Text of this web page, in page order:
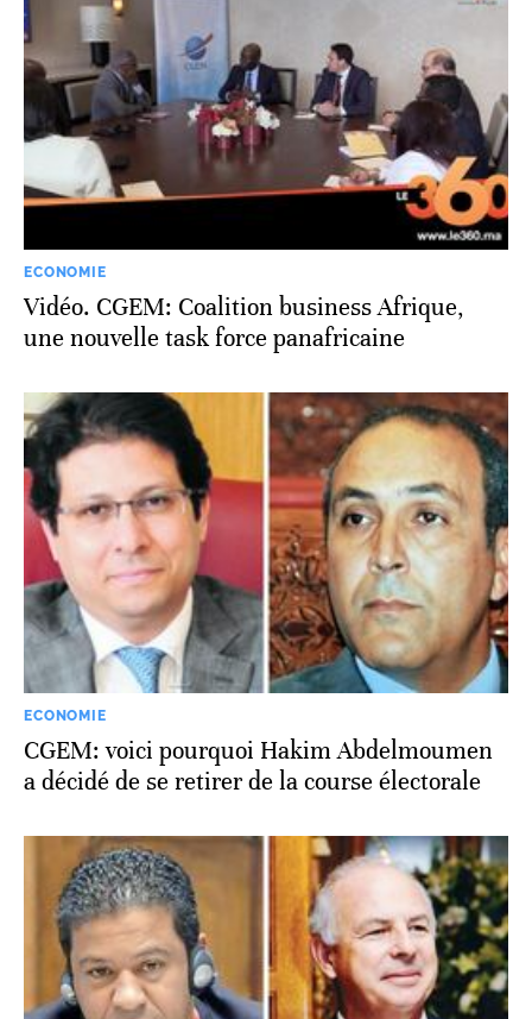
ECONOMIE
Vidéo. CGEM: Coalition business Afrique,
une nouvelle task force panafricaine
ECONOMIE
CGEM: voici pourquoi Hakim Abdelmoumen
a décidé de se retirer de la course électorale